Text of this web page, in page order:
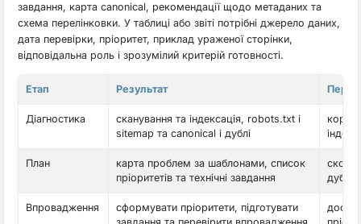
завдання, карта canonical, рекомендації щодо метаданих та
схема перелінковки. У таблиці або звіті потрібні джерело даних,
дата перевірки, пріоритет, приклад ураженої сторінки,
відповідальна роль і зрозумілий критерій готовності.
Етап Результат
Діагностика
сканування та індексація, robots.txt і
sitemap та canonical і дублі
План
карта проблем за шаблонами, список
пріоритетів та технічні завдання
дублів
Впровадження
сформувати пріоритети, підготувати